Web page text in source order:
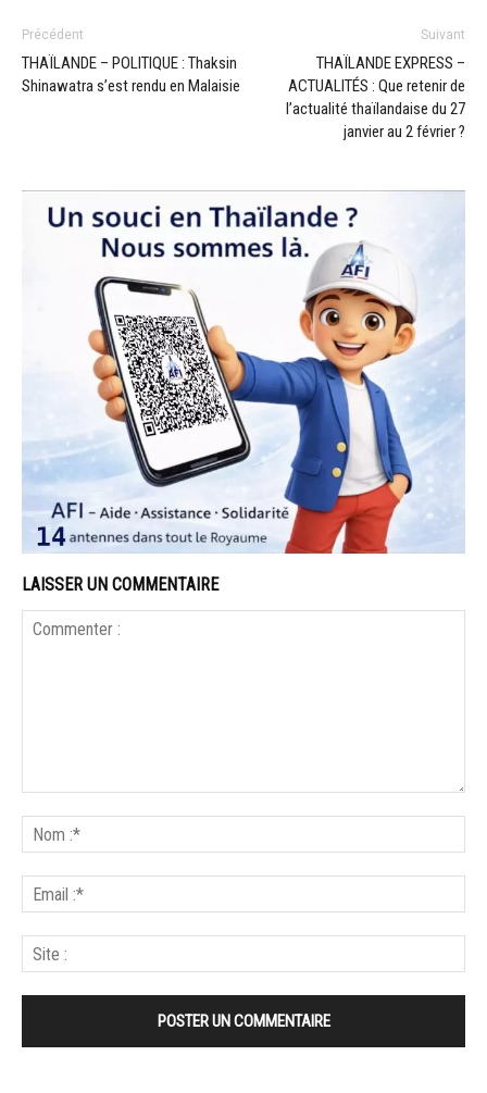
Précédent
THAÏLANDE – POLITIQUE : Thaksin
Shinawatra s’est rendu en Malaisie
Suivant
THAÏLANDE EXPRESS –
ACTUALITÉS : Que retenir de
l’actualité thaïlandaise du 27
janvier au 2 février ?
LAISSER UN COMMENTAIRE